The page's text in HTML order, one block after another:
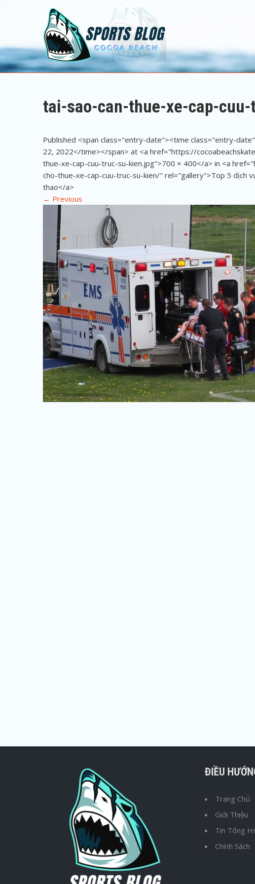
Sports Blog
Cocoa Beach
tai-sao-can-thue-xe-cap-
Published <span class="entry-date"><time class="entry-
22, 2022</time></span> at <a href="https://
thue-xe-cap-cuu-truc-su-kien.jpg">700 × 400</a> in <a
cho-thue-xe-cap-cuu-truc-su-kien/" rel="gallery">Top 5 dịch
thao</a>
← Previous
ĐIỀU
Trang Chủ
Giới Thiệu
Tin Tổng
Chính Sách